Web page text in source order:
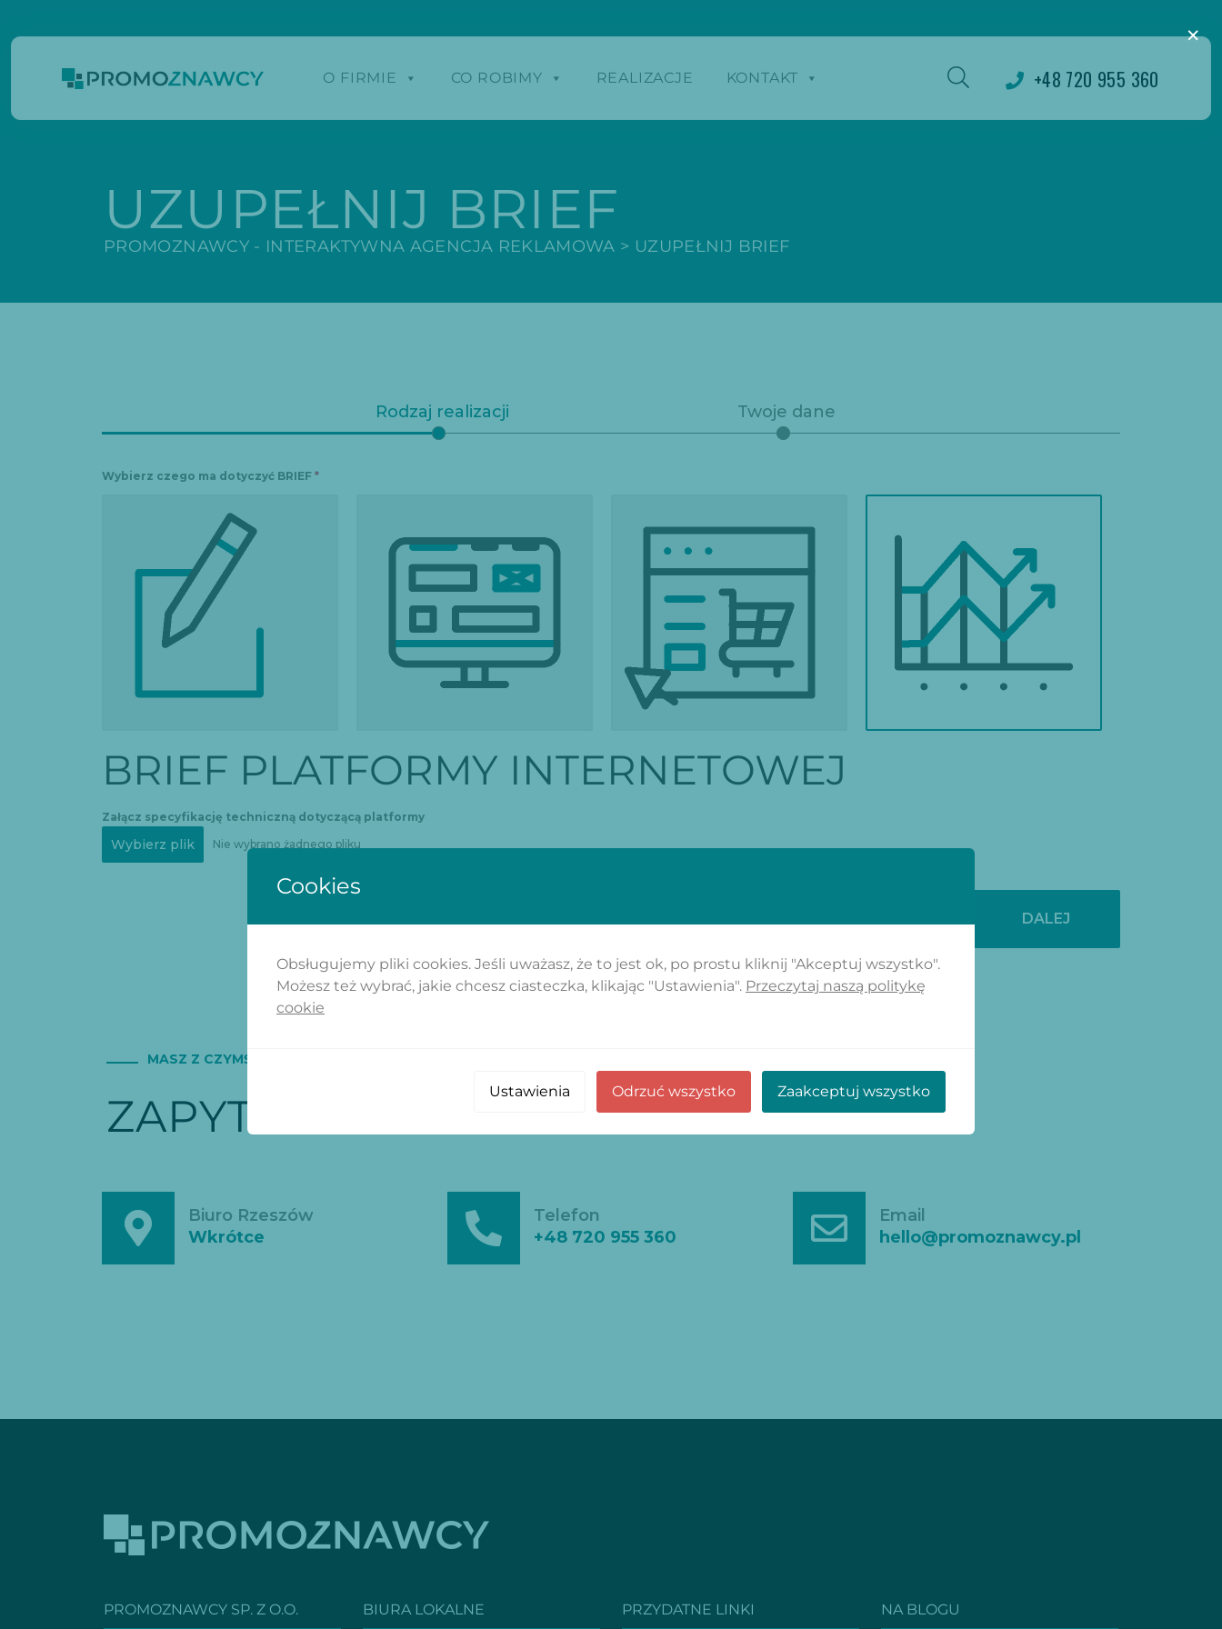
O FIRMIE CO ROBIMY REALIZACJE KONTAKT +48 720 955 360
UZUPEŁNIJ BRIEF
PROMOZNAWCY - INTERAKTYWNA AGENCJA REKLAMOWA > UZUPEŁNIJ BRIEF
Rodzaj realizacji Twoje dane
Wybierz czego ma dotyczyć BRIEF *
SKLEPY INTERNETOWE PLATORMY INTERNETOWE
BRIEF PLATFORMY INTERNETOWEJ
Załącz specyfikację techniczną dotyczącą platformy
Wybierz plik Nie wybrano żadnego pliku
DALEJ
MASZ Z CZYMŚ PROBLEM?
ZAPYTAJ NAS
Biuro Rzeszów
Wkrótce
Telefon
+48 720 955 360
Email
hello@promoznawcy.pl
PROMOZNAWCY SP. Z O.O. BIURA LOKALNE PRZYDATNE LINKI NA BLOGU
×
Cookies
Obsługujemy pliki cookies. Jeśli uważasz, że to jest ok, po prostu kliknij "Akceptuj wszystko".
Możesz też wybrać, jakie chcesz ciasteczka, klikając "Ustawienia". Przeczytaj naszą politykę
cookie
Ustawienia Odrzuć wszystko Zaakceptuj wszystko